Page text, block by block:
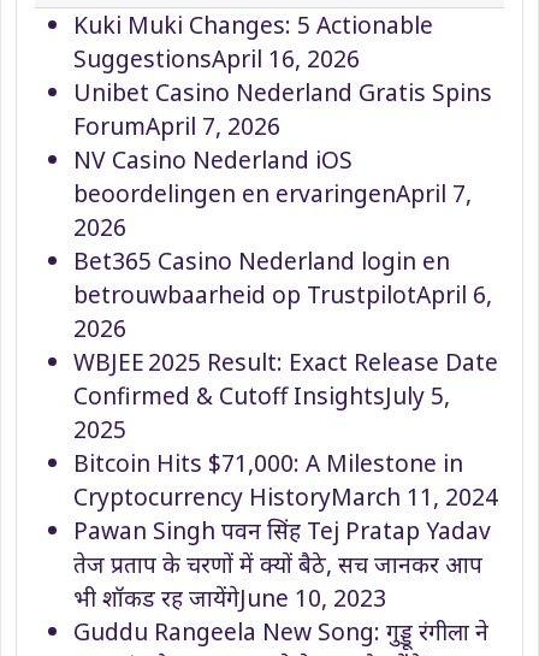
Kuki Muki Changes: 5 Actionable
SuggestionsApril 16, 2026
Unibet Casino Nederland Gratis Spins
ForumApril 7, 2026
NV Casino Nederland iOS
beoordelingen en ervaringenApril 7,
2026
Bet365 Casino Nederland login en
betrouwbaarheid op TrustpilotApril 6,
2026
WBJEE 2025 Result: Exact Release Date
Confirmed & Cutoff InsightsJuly 5,
2025
Bitcoin Hits $71,000: A Milestone in
Cryptocurrency HistoryMarch 11, 2024
Pawan Singh पवन सिंह Tej Pratap Yadav
तेज प्रताप के चरणों में क्यों बैठे, सच जानकर आप
भी शॉकड रह जायेंगेJune 10, 2023
Guddu Rangeela New Song: गुड्डू रंगीला ने